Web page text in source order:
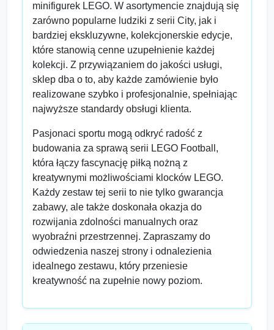
minifigurek LEGO. W asortymencie znajdują się
zarówno popularne ludziki z serii City, jak i
bardziej ekskluzywne, kolekcjonerskie edycje,
które stanowią cenne uzupełnienie każdej
kolekcji. Z przywiązaniem do jakości usługi,
sklep dba o to, aby każde zamówienie było
realizowane szybko i profesjonalnie, spełniając
najwyższe standardy obsługi klienta.
Pasjonaci sportu mogą odkryć radość z
budowania za sprawą serii LEGO Football,
która łączy fascynację piłką nożną z
kreatywnymi możliwościami klocków LEGO.
Każdy zestaw tej serii to nie tylko gwarancja
zabawy, ale także doskonała okazja do
rozwijania zdolności manualnych oraz
wyobraźni przestrzennej. Zapraszamy do
odwiedzenia naszej strony i odnalezienia
idealnego zestawu, który przeniesie
kreatywność na zupełnie nowy poziom.